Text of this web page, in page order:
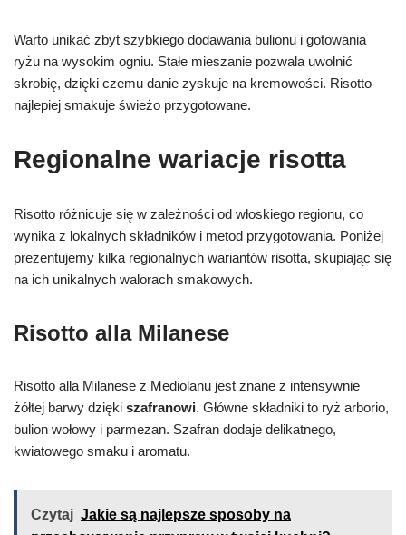
Warto unikać zbyt szybkiego dodawania bulionu i gotowania
ryżu na wysokim ogniu. Stałe mieszanie pozwala uwolnić
skrobię, dzięki czemu danie zyskuje na kremowości. Risotto
najlepiej smakuje świeżo przygotowane.
Regionalne wariacje risotta
Risotto różnicuje się w zależności od włoskiego regionu, co
wynika z lokalnych składników i metod przygotowania. Poniżej
prezentujemy kilka regionalnych wariantów risotta, skupiając się
na ich unikalnych walorach smakowych.
Risotto alla Milanese
Risotto alla Milanese z Mediolanu jest znane z intensywnie
żółtej barwy dzięki szafranowi. Główne składniki to ryż arborio,
bulion wołowy i parmezan. Szafran dodaje delikatnego,
kwiatowego smaku i aromatu.
Czytaj Jakie są najlepsze sposoby na